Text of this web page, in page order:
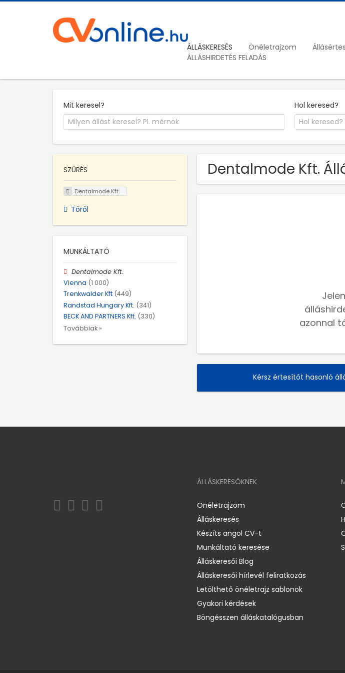
ÁLLÁSKERESÉS Önéletrajzom
ÁLLÁSHIRDETÉS FELADÁS
Mit keresel? Hol keresed?
Dentalmode Kft.
azonnal
Kérsz értesítőt hasonló
SZŰRÉS
Dentalmode Kft.
Töröl
MUNKÁLTATÓ
Dentalmode Kft.
Vienna (1 000)
Trenkwalder Kft (449)
Randstad Hungary Kft. (341)
BECK AND PARTNERS Kft. (330)
Továbbiak »
ÁLLÁSKERESŐKNEK
Önéletrajzom
Álláskeresés
Készíts angol CV-t
Munkáltató keresése
Álláskeresői Blog
Álláskeresői hírlevél feliratkozás
Letölthető önéletrajz sablonok
Gyakori kérdések
Böngésszen álláskatalógusban